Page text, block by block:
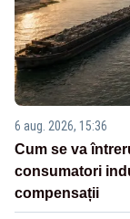
6 aug. 2026, 15:36
Cum se va
consumatori
compensații